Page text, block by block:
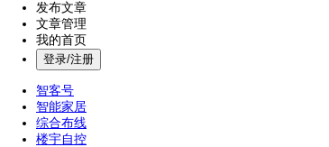
发布文章
文章管理
我的首页
登录/注册
智客号
智能家居
综合布线
楼宇自控